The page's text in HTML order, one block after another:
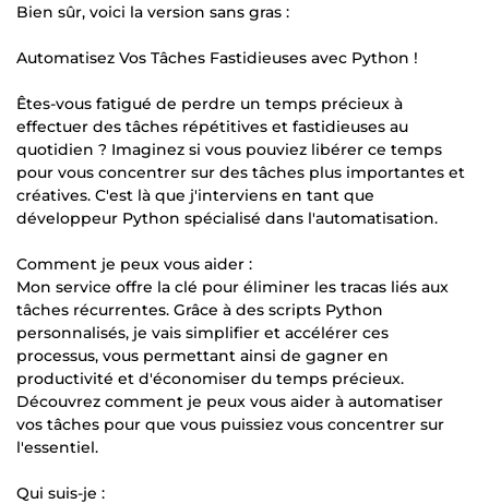
Bien sûr, voici la version sans gras :
Automatisez Vos Tâches Fastidieuses avec Python !
Êtes-vous fatigué de perdre un temps précieux à
effectuer des tâches répétitives et fastidieuses au
quotidien ? Imaginez si vous pouviez libérer ce temps
pour vous concentrer sur des tâches plus importantes et
créatives. C'est là que j'interviens en tant que
développeur Python spécialisé dans l'automatisation.
Comment je peux vous aider :
Mon service offre la clé pour éliminer les tracas liés aux
tâches récurrentes. Grâce à des scripts Python
personnalisés, je vais simplifier et accélérer ces
processus, vous permettant ainsi de gagner en
productivité et d'économiser du temps précieux.
Découvrez comment je peux vous aider à automatiser
vos tâches pour que vous puissiez vous concentrer sur
l'essentiel.
Qui suis-je :